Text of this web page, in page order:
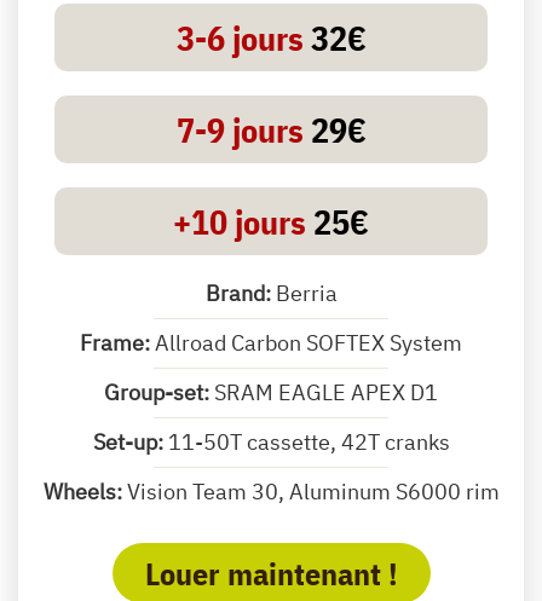
3-6 jours32€
7-9 jours 29€
+10 jours 25€
Brand:Berria
Frame:Allroad Carbon SOFTEX System
Group-set: SRAM EAGLE APEX D1
Set-up:11-50T cassette, 42T cranks
Wheels:Vision Team 30, Aluminum S6000 rim
Louer maintenant !